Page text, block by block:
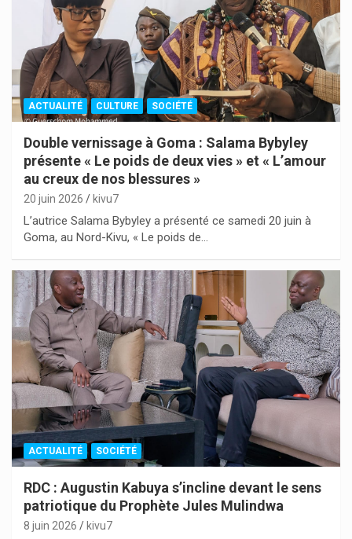
ACTUALITÉ CULTURE SOCIÉTÉ
Double vernissage à Goma : Salama Bybyley
présente « Le poids de deux vies » et « L’amour
au creux de nos blessures »
20 juin 2026 kivu7
L’autrice Salama Bybyley a présenté ce samedi 20 juin à
Goma, au Nord-Kivu, « Le poids de…
ACTUALITÉ SOCIÉTÉ
RDC : Augustin Kabuya s’incline devant le sens
patriotique du Prophète Jules Mulindwa
8 juin 2026 kivu7